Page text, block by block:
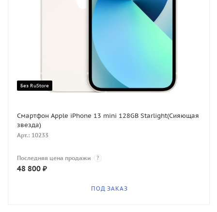
Без RuStore
Смартфон Apple iPhone 13 mini 128GB Starlight(Сияющая
звезда)
Арт.: 10233
Последняя цена продажи ?
48 800 ₽
ПОД ЗАКАЗ